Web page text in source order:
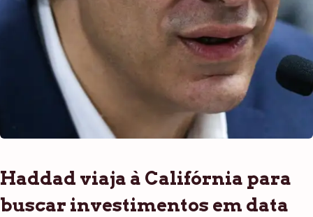
Haddad viaja à Califórnia para
buscar investimentos em data